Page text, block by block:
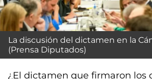
La discusión del dictamen en la
(Prensa Diputados)
¿El dictamen que firmaron los